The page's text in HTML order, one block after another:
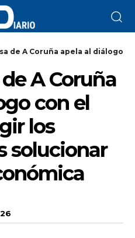
de A Coruña apela al diálogo
A Coruña
con el
los
solucionar